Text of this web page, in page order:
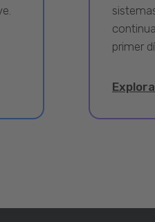
primer